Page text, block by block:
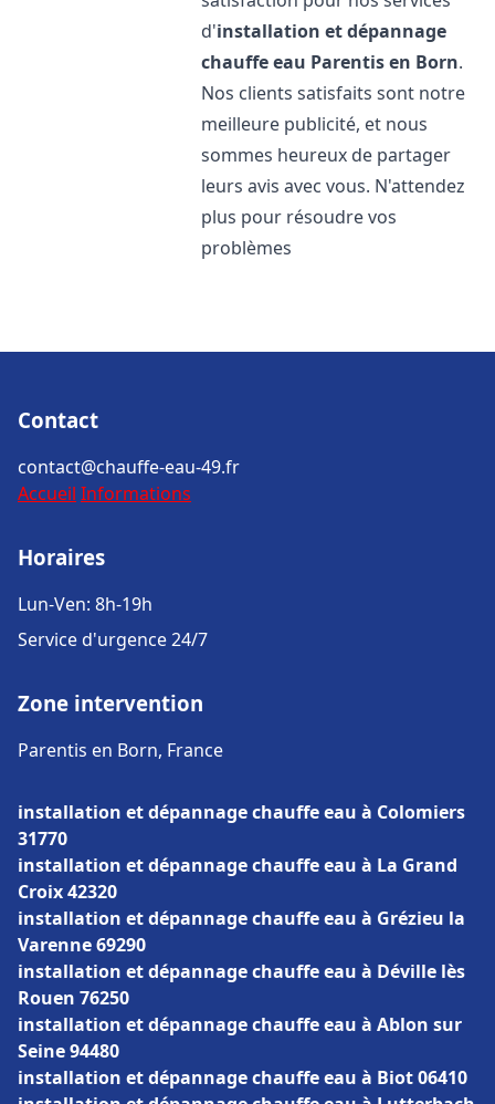
d'installation et dépannage
chauffe eau Parentis en Born.
Nos clients satisfaits sont notre
meilleure publicité, et nous
sommes heureux de partager
leurs avis avec vous. N'attendez
plus pour résoudre vos
problèmes
Contact
contact@chauffe-eau-49.fr
Accueil Informations
Horaires
Lun-Ven: 8h-19h
Service d'urgence 24/7
Zone intervention
Parentis en Born, France
installation et dépannage chauffe eau à Colomiers
31770
installation et dépannage chauffe eau à La Grand
Croix 42320
installation et dépannage chauffe eau à Grézieu la
Varenne 69290
installation et dépannage chauffe eau à Déville lès
Rouen 76250
installation et dépannage chauffe eau à Ablon sur
Seine 94480
installation et dépannage chauffe eau à Biot 06410